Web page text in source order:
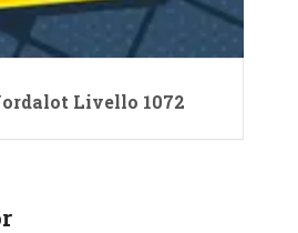
Livello 1072